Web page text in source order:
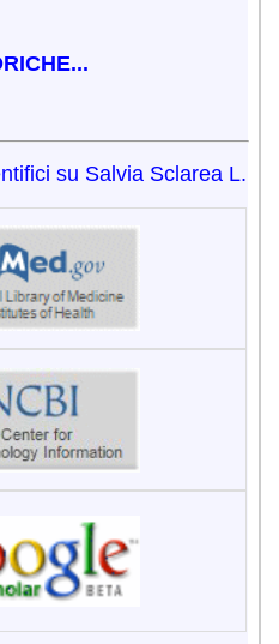
su Salvia Sclarea L.